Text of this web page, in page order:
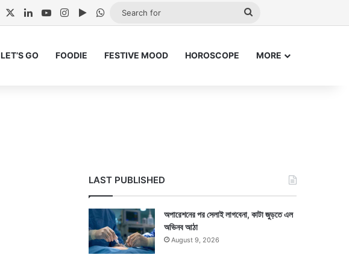
FacebookLinkedInYouTubeInstagram
Google Play
WhatsApp
LET’S GO FOODIE FESTIVE MOOD HOROSCOPE MORE
LAST PUBLISHED
অপারেশনের পর সেলাই লাগবেনা, কাটা জুড়তে এল
অভিনব আঠা
August 9, 2026